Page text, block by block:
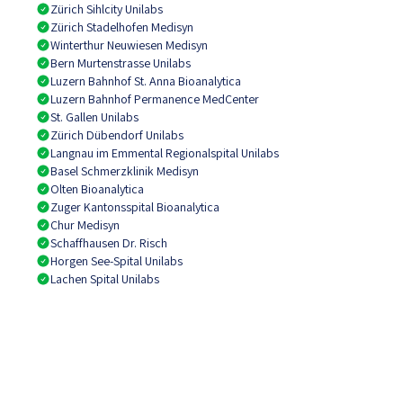
Zürich Sihlcity Unilabs
Zürich Stadelhofen Medisyn
Winterthur Neuwiesen Medisyn
Bern Murtenstrasse Unilabs
Luzern Bahnhof St. Anna Bioanalytica
Luzern Bahnhof Permanence MedCenter
St. Gallen Unilabs
Zürich Dübendorf Unilabs
Langnau im Emmental Regionalspital Unilabs
Basel Schmerzklinik Medisyn
Olten Bioanalytica
Zuger Kantonsspital Bioanalytica
Chur Medisyn
Schaffhausen Dr. Risch
Horgen See-Spital Unilabs
Lachen Spital Unilabs